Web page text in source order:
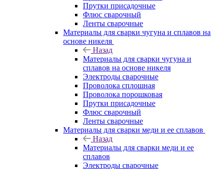
Прутки присадочные
Флюс сварочный
Ленты сварочные
Материалы для сварки чугуна и сплавов на
основе никеля
Назад
Материалы для сварки чугуна и
сплавов на основе никеля
Электроды сварочные
Проволока сплошная
Проволока порошковая
Прутки присадочные
Флюс сварочный
Ленты сварочные
Материалы для сварки меди и ее сплавов
Назад
Материалы для сварки меди и ее
сплавов
Электроды сварочные